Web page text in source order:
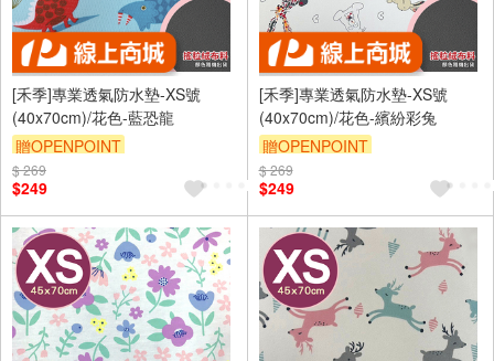
[禾季]專業透氣防水墊-XS號
(40x70cm)/花色-藍恐龍
贈OPENPOINT
訂單滿 2000 元折抵 100元
（運費不算在 2000 元的範圍
內）
訂單滿699享9折
$ 269
$249
[禾季]專業透氣防水墊-XS號
(40x70cm)/花色-繽紛彩兔
贈OPENPOINT
訂單滿 2000 元折抵 100元
（運費不算在 2000 元的範圍
內）
訂單滿699享9折
$ 269
$249